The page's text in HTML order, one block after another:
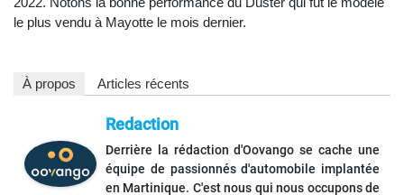
le plus vendu à Mayotte le mois dernier.
À propos Articles récents
Redaction
Derrière la rédaction d'Oovango se cache une
équipe de passionnés d'automobile implantée
en Martinique. C'est nous qui nous occupons de